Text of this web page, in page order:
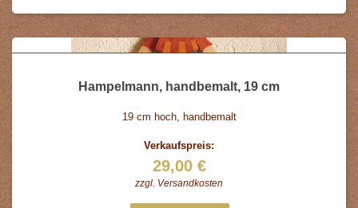
Hampelmann, handbemalt, 19 cm
19 cm hoch, handbemalt
Verkaufspreis:
29,00 €
zzgl. Versandkosten